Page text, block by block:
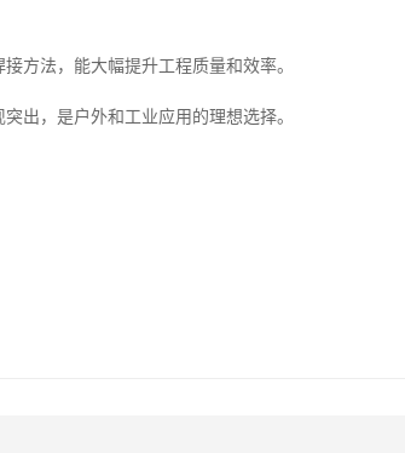
方法，能大幅提升工程质量和效率。
出，是户外和工业应用的理想选择。